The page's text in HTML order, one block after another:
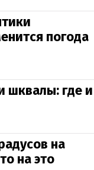
погода
шквалы: где и
на
на это